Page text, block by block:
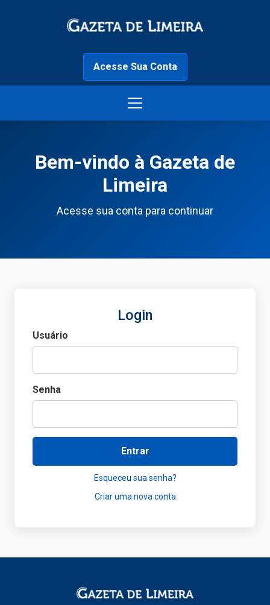
Acesse Sua Conta
Bem-vindo à Gazeta de
Limeira
Acesse sua conta para continuar
Login
Usuário
Senha
Entrar
Esqueceu sua senha?
Criar uma nova conta